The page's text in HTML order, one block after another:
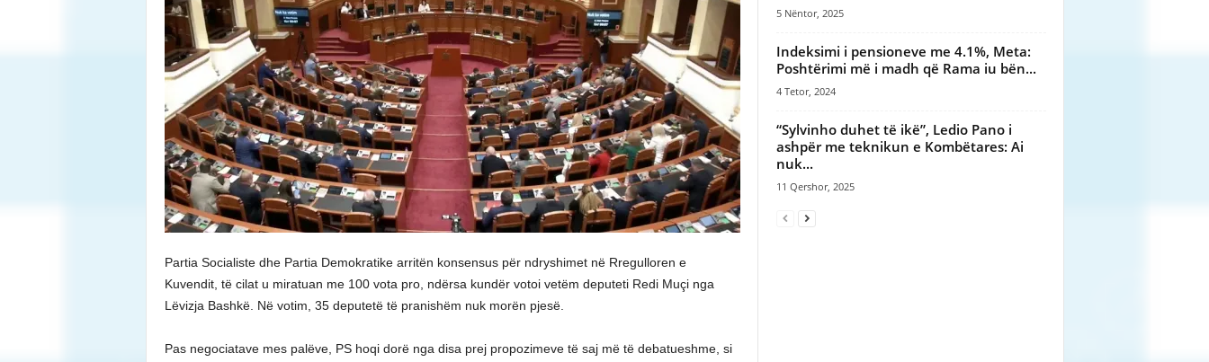
Partia Socialiste dhe Partia Demokratike arritën konsensus për ndryshimet në Rregulloren e
Kuvendit, të cilat u miratuan me 100 vota pro, ndërsa kundër votoi vetëm deputeti Redi Muçi nga
Lëvizja Bashkë. Në votim, 35 deputetë të pranishëm nuk morën pjesë.
Pas negociatave mes palëve, PS hoqi dorë nga disa prej propozimeve të saj më të debatueshme, si
5 Nëntor, 2025
Indeksimi i pensioneve me 4.1%, Meta:
Poshtërimi më i madh që Rama iu bën...
4 Tetor, 2024
“Sylvinho duhet të ikë”, Ledio Pano i
ashpër me teknikun e Kombëtares: Ai
nuk...
11 Qershor, 2025